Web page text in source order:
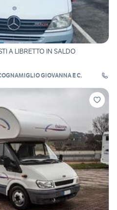
A LIBRETTO IN SALDO
GIOVANNA E C.